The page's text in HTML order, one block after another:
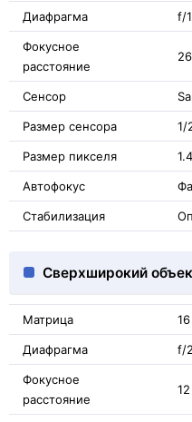
Диафрагма f/
Фокусное
расстояние
Сенсор
Размер сенсора 1/
Размер пикселя
Автофокус
Стабилизация
Сверхширокий
Матрица
Диафрагма f/
Фокусное
расстояние